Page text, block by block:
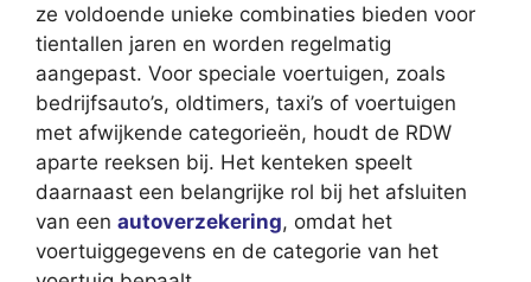
ze voldoende unieke combinaties bieden voor
tientallen jaren en worden regelmatig
aangepast. Voor speciale voertuigen, zoals
bedrijfsauto’s, oldtimers, taxi’s of voertuigen
met afwijkende categorieën, houdt de RDW
aparte reeksen bij. Het kenteken speelt
daarnaast een belangrijke rol bij het afsluiten
van een autoverzekering, omdat het
voertuiggegevens en de categorie van het